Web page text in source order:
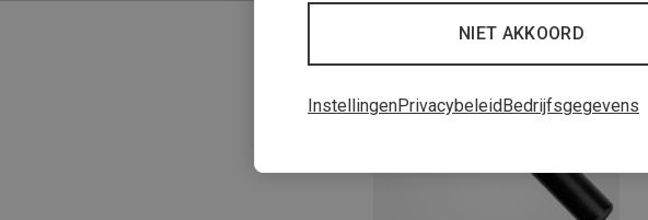
NIET AKKOORD
InstellingenPrivacybeleidBedrijfsgegevens